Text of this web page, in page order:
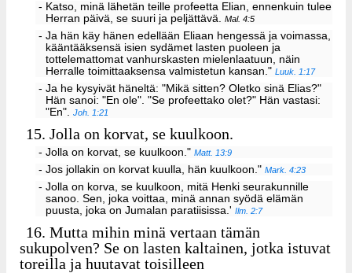
- Katso, minä lähetän teille profeetta Elian, ennenkuin tulee
Herran päivä, se suuri ja peljättävä.Mal. 4:5
- Ja hän käy hänen edellään Eliaan hengessä ja voimassa,
kääntääksensä isien sydämet lasten puoleen ja
tottelemattomat vanhurskasten mielenlaatuun, näin
Herralle toimittaaksensa valmistetun kansan."Luuk. 1:17
- Ja he kysyivät häneltä: "Mikä sitten? Oletko sinä Elias?"
Hän sanoi: "En ole". "Se profeettako olet?" Hän vastasi:
"En".Joh. 1:21
15. Jolla on korvat, se kuulkoon.
- Jolla on korvat, se kuulkoon." Matt. 13:9
- Jos jollakin on korvat kuulla, hän kuulkoon." Mark. 4:23
- Jolla on korva, se kuulkoon, mitä Henki seurakunnille
sanoo. Sen, joka voittaa, minä annan syödä elämän
puusta, joka on Jumalan paratiisissa.'Ilm. 2:7
16. Mutta mihin minä vertaan tämän
sukupolven? Se on lasten kaltainen, jotka istuvat
toreilla ja huutavat toisilleen